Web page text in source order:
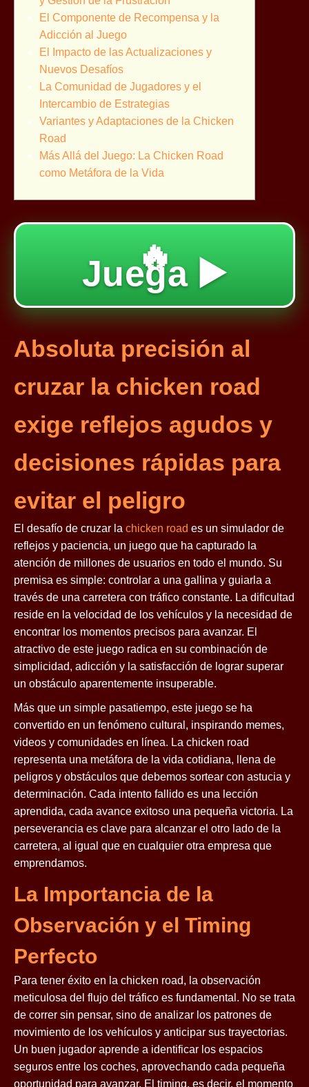
El Componente de Recompensa y la
Adicción al Juego
El Impacto de las Actualizaciones y
Nuevos Desafíos
La Comunidad de Jugadores y el
Intercambio de Estrategias
Variantes y Adaptaciones de la Chicken
Road
Más Allá del Juego: La Chicken Road
como Metáfora de la Vida
🔥
Juega ▶️
Absoluta precisión al
cruzar la chicken road
exige reflejos agudos y
decisiones rápidas para
evitar el peligro
El desafío de cruzar la chicken road es un simulador de
reflejos y paciencia, un juego que ha capturado la
atención de millones de usuarios en todo el mundo. Su
premisa es simple: controlar a una gallina y guiarla a
través de una carretera con tráfico constante. La dificultad
reside en la velocidad de los vehículos y la necesidad de
encontrar los momentos precisos para avanzar. El
atractivo de este juego radica en su combinación de
simplicidad, adicción y la satisfacción de lograr superar
un obstáculo aparentemente insuperable.
Más que un simple pasatiempo, este juego se ha
convertido en un fenómeno cultural, inspirando memes,
videos y comunidades en línea. La chicken road
representa una metáfora de la vida cotidiana, llena de
peligros y obstáculos que debemos sortear con astucia y
determinación. Cada intento fallido es una lección
aprendida, cada avance exitoso una pequeña victoria. La
perseverancia es clave para alcanzar el otro lado de la
carretera, al igual que en cualquier otra empresa que
emprendamos.
La Importancia de la
Observación y el Timing
Perfecto
Para tener éxito en la chicken road, la observación
meticulosa del flujo del tráfico es fundamental. No se trata
de correr sin pensar, sino de analizar los patrones de
movimiento de los vehículos y anticipar sus trayectorias.
Un buen jugador aprende a identificar los espacios
seguros entre los coches, aprovechando cada pequeña
oportunidad para avanzar. El timing, es decir, el momento